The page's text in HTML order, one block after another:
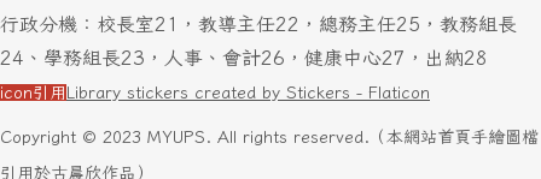
行政分機：校長室21，教導主任22，總務主任25，教務組長
24、學務組長23，人事、會計26，健康中心27，出納28
icon引用 Library stickers created by Stickers - Flaticon
Copyright © 2023 MYUPS. All rights reserved.（本網站首頁手繪圖檔
引用於古晨欣作品）